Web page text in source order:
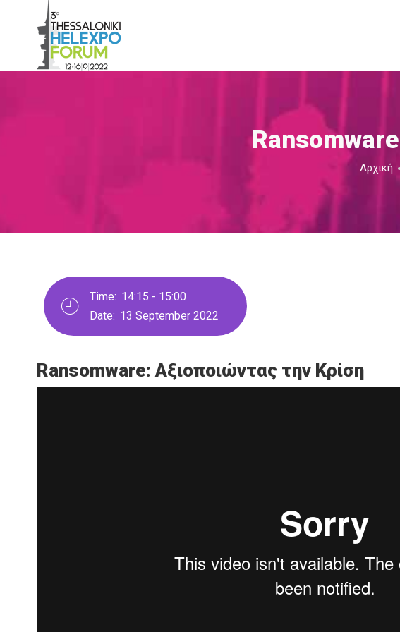
Παράκαμψη
κυρίως
Αρχική
Time: 14:15 - 15:00
Date: 13 September 2022
Ransomware: Αξιοποιώντας την Κρίση